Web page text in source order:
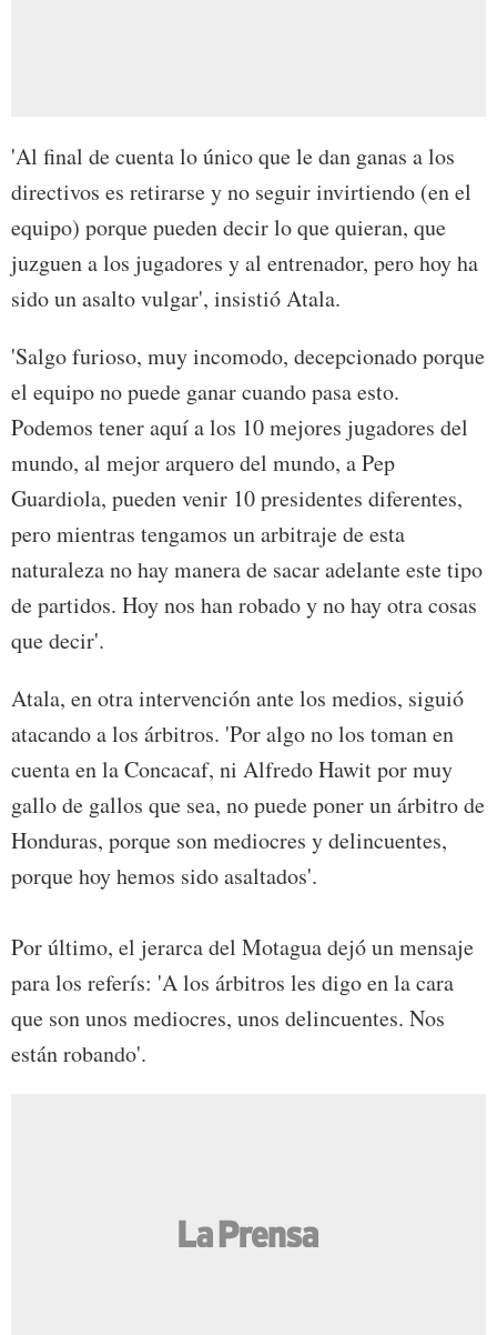
'Al final de cuenta lo único que le dan ganas a los
directivos es retirarse y no seguir invirtiendo (en el
equipo) porque pueden decir lo que quieran, que
juzguen a los jugadores y al entrenador, pero hoy ha
sido un asalto vulgar', insistió Atala.
'Salgo furioso, muy incomodo, decepcionado porque
el equipo no puede ganar cuando pasa esto.
Podemos tener aquí a los 10 mejores jugadores del
mundo, al mejor arquero del mundo, a Pep
Guardiola, pueden venir 10 presidentes diferentes,
pero mientras tengamos un arbitraje de esta
naturaleza no hay manera de sacar adelante este tipo
de partidos. Hoy nos han robado y no hay otra cosas
que decir'.
Atala, en otra intervención ante los medios, siguió
atacando a los árbitros. 'Por algo no los toman en
cuenta en la Concacaf, ni Alfredo Hawit por muy
gallo de gallos que sea, no puede poner un árbitro de
Honduras, porque son mediocres y delincuentes,
porque hoy hemos sido asaltados'.
Por último, el jerarca del Motagua dejó un mensaje
para los referís: 'A los árbitros les digo en la cara
que son unos mediocres, unos delincuentes. Nos
están robando'.